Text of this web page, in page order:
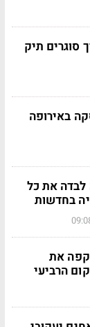
סוגרים תיק
באירופה
לבדה את כל
את
הרביעי